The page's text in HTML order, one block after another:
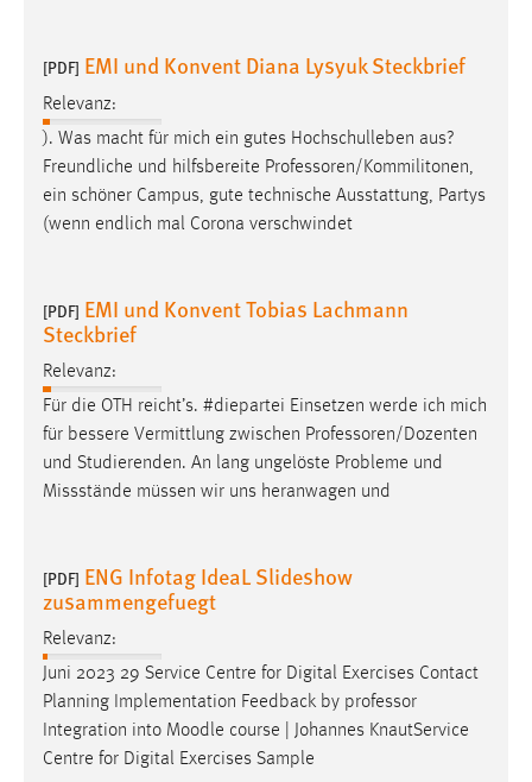
[PDF] EMI und Konvent Diana Lysyuk Steckbrief
Relevanz:
). Was macht für mich ein gutes Hochschulleben aus?
Freundliche und hilfsbereite Professoren/Kommilitonen,
ein schöner Campus, gute technische Ausstattung, Partys
(wenn endlich mal Corona verschwindet
[PDF] EMI und Konvent Tobias Lachmann
Steckbrief
Relevanz:
Für die OTH reicht’s. #diepartei Einsetzen werde ich mich
für bessere Vermittlung zwischen Professoren/Dozenten
und Studierenden. An lang ungelöste Probleme und
Missstände müssen wir uns heranwagen und
[PDF] ENG Infotag IdeaL Slideshow
zusammengefuegt
Relevanz:
Juni 2023 29 Service Centre for Digital Exercises Contact
Planning Implementation Feedback by professor
Integration into Moodle course | Johannes KnautService
Centre for Digital Exercises Sample
Cookie Laufzeit:
Facebook Pixel
Name:
Facebook
Conversion-Tracking
Cookie Laufzeit:
Um Inhalte von Videoplattformen und Social Media
Plattformen anzeigen zu können, werden von diesen
externen Medien Cookies gesetzt.
YouTube
Vimeo